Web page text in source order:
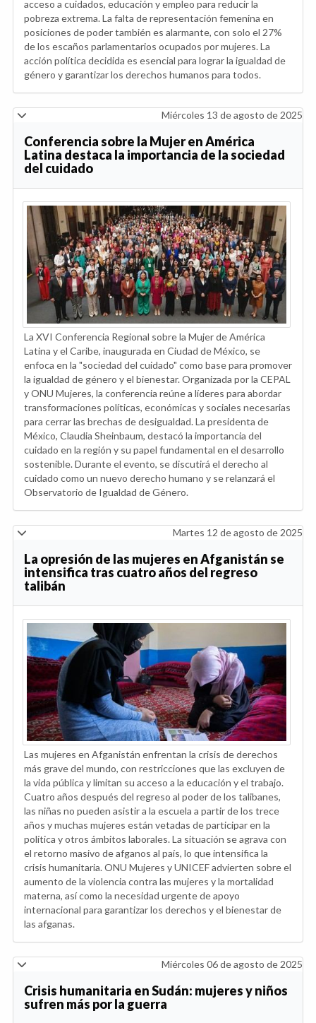
acceso a cuidados, educación y empleo para reducir la
pobreza extrema. La falta de representación femenina en
posiciones de poder también es alarmante, con solo el 27%
de los escaños parlamentarios ocupados por mujeres. La
acción política decidida es esencial para lograr la igualdad de
género y garantizar los derechos humanos para todos.
Miércoles 13 de agosto de 2025
Conferencia sobre la Mujer en América
Latina destaca la importancia de la sociedad
del cuidado
La XVI Conferencia Regional sobre la Mujer de América
Latina y el Caribe, inaugurada en Ciudad de México, se
enfoca en la "sociedad del cuidado" como base para promover
la igualdad de género y el bienestar. Organizada por la CEPAL
y ONU Mujeres, la conferencia reúne a líderes para abordar
transformaciones políticas, económicas y sociales necesarias
para cerrar las brechas de desigualdad. La presidenta de
México, Claudia Sheinbaum, destacó la importancia del
cuidado en la región y su papel fundamental en el desarrollo
sostenible. Durante el evento, se discutirá el derecho al
cuidado como un nuevo derecho humano y se relanzará el
Observatorio de Igualdad de Género.
Martes 12 de agosto de 2025
La opresión de las mujeres en Afganistán se
intensifica tras cuatro años del regreso
talibán
Las mujeres en Afganistán enfrentan la crisis de derechos
más grave del mundo, con restricciones que las excluyen de
la vida pública y limitan su acceso a la educación y el trabajo.
Cuatro años después del regreso al poder de los talibanes,
las niñas no pueden asistir a la escuela a partir de los trece
años y muchas mujeres están vetadas de participar en la
política y otros ámbitos laborales. La situación se agrava con
el retorno masivo de afganos al país, lo que intensifica la
crisis humanitaria. ONU Mujeres y UNICEF advierten sobre el
aumento de la violencia contra las mujeres y la mortalidad
materna, así como la necesidad urgente de apoyo
internacional para garantizar los derechos y el bienestar de
las afganas.
Miércoles 06 de agosto de 2025
Crisis humanitaria en Sudán: mujeres y niños
sufren más por la guerra